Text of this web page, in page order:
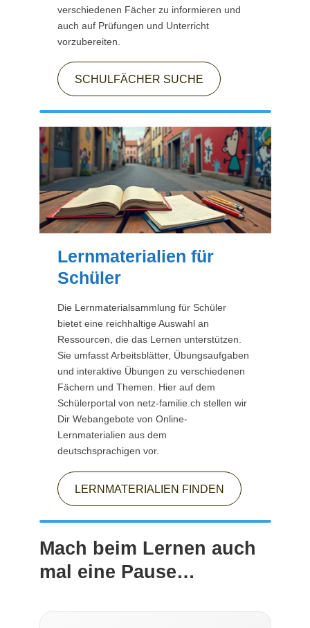
verschiedenen Fächer zu informieren und
auch auf Prüfungen und Unterricht
vorzubereiten.
SCHULFÄCHER SUCHE
Lernmaterialien für
Schüler
Die Lernmaterialsammlung für Schüler
bietet eine reichhaltige Auswahl an
Ressourcen, die das Lernen unterstützen.
Sie umfasst Arbeitsblätter, Übungsaufgaben
und interaktive Übungen zu verschiedenen
Fächern und Themen. Hier auf dem
Schülerportal von netz-familie.ch stellen wir
Dir Webangebote von Online-
Lernmaterialien aus dem
deutschsprachigen vor.
LERNMATERIALIEN FINDEN
Mach beim Lernen auch
mal eine Pause…